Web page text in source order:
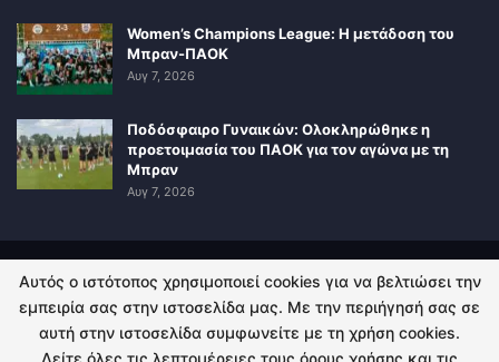
Women’s Champions League: Η μετάδοση του
Μπραν-ΠΑΟΚ
Αυγ 7, 2026
Ποδόσφαιρο Γυναικών: Ολοκληρώθηκε η
προετοιμασία του ΠΑΟΚ για τον αγώνα με τη
Μπραν
Αυγ 7, 2026
ΠΟΛΙΤΙΚΗ ΑΠΟΡΡΗΤΟΥ ΕΠΙΚΟΙΝΩΝΙΑ
© 2026 - Kingsport.gr. All Rights Reserved.
Αυτός ο ιστότοπος χρησιμοποιεί cookies για να βελτιώσει την
εμπειρία σας στην ιστοσελίδα μας. Με την περιήγησή σας σε
αυτή στην ιστοσελίδα συμφωνείτε με τη χρήση cookies.
Δείτε όλες τις λεπτομέρειες τους όρους χρήσης και τις